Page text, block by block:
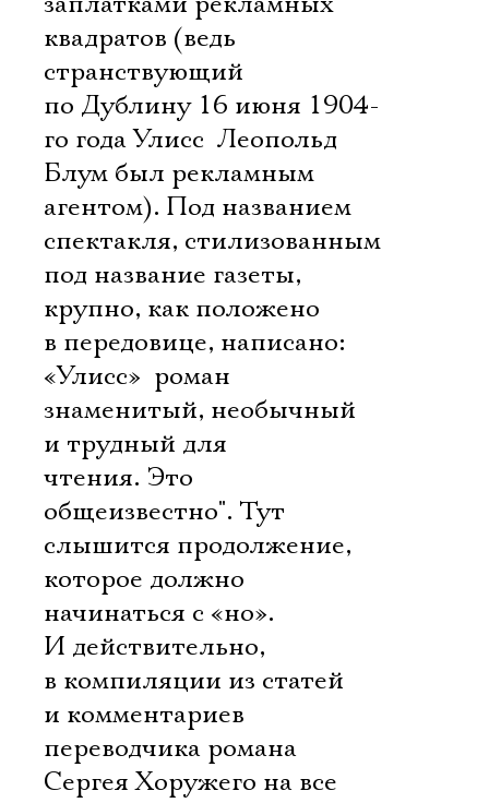
квадратов (ведь
странствующий
по Дублину 16 июня 1904-
го года Улисс  Леопольд
Блум был рекламным
агентом). Под названием
спектакля, стилизованным
под название газеты,
крупно, как положено
в передовице, написано:
«Улисс»  роман
знаменитый, необычный
и трудный для
чтения. Это
общеизвестно". Тут
слышится продолжение,
которое должно
начинаться с «но».
И действительно,
в компиляции из статей
и комментариев
переводчика романа
Сергея Хоружего на все